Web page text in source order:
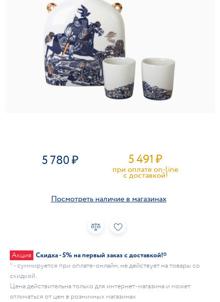
5 780 5 491₽
при оплате on-line
c доставкой!
Посмотреть наличие в магазинах
Акция Скидка - 5% на первый заказ с доставкой!*
* - суммируется при оплате-онлайн, не действует на товары со
скидкой.
Цена действительна только для интернет-магазина и может
отличаться от цен в розничных магазинах